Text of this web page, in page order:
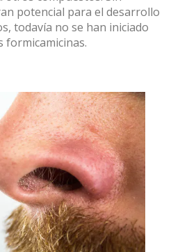
potencial para el desarrollo
todavía no se han iniciado
formicamicinas.